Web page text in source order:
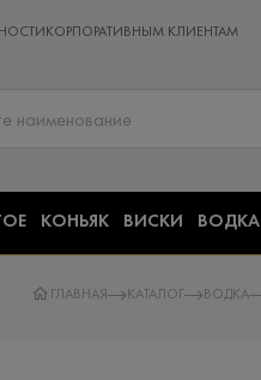
КОРПОРАТИВНЫМ КЛИЕНТАМ
КОНЬЯК ВИСКИ ВОДКА
ГЛАВНАЯ КАТАЛОГ ВОДКА